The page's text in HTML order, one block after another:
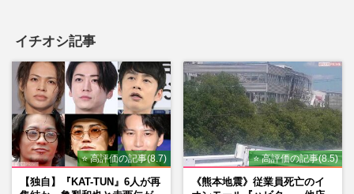
イチオシ記事
⭐ 高評価の記事(8.7)
【独自】『KAT-TUN』6人が再
⭐ 高評価の記事(8.5)
《熊本地震》従業員死亡のイ